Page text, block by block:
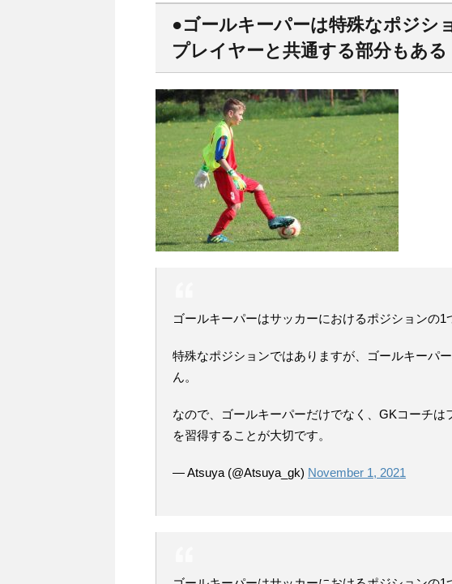
●ゴールキーパーは特殊なポジシ
プレイヤーと共通する部分もある
ゴールキーパーはサッカーにおけるポジションの1
特殊なポジションではありますが、ゴールキーパ
ん。
なので、ゴールキーパーだけでなく、GKコーチ
を習得することが大切です。
— Atsuya (@Atsuya_gk) November 1, 2021